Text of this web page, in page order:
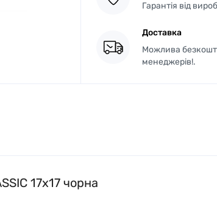
Гарантія від
Доставка
Можлива
менеджерів!.
17х17 чорна